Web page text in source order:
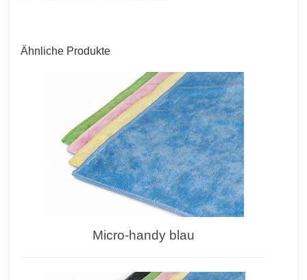
Ähnliche Produkte
Micro-handy blau